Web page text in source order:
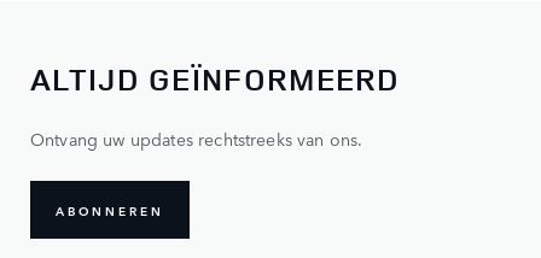
ALTIJD GEÏNFORMEERD
Ontvang uw updates rechtstreeks van ons.
ABONNEREN